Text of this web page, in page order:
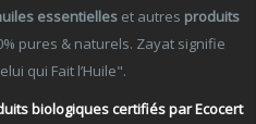
essentielleset autres produits
pures & naturels. Zayat signifie
qui Fait l’Huile".
biologiques certifiés par Ecocert